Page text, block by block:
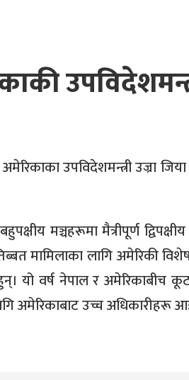
उपविदेशमन्त्री उज्रा​
मञ्चहरूमा मैत्रीपूर्ण
मामिलाका लागि अमेरिकी
यो वर्ष नेपाल र अमेरिकाबीच
अमेरिकाबाट उच्च अधिकारीहरू